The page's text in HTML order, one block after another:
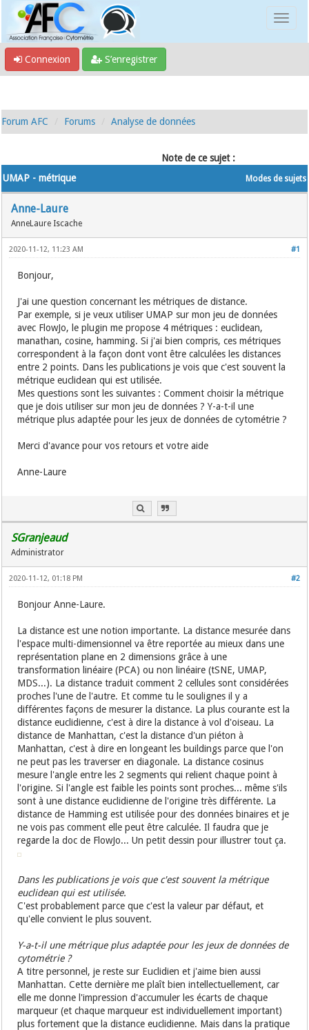
Connexion S’enregistrer
Forum AFC Forums Analyse de données
Note de ce sujet :
Modes de sujets
UMAP - métrique
Anne-Laure
AnneLaure Iscache
#1
2020-11-12, 11:23 AM
Bonjour,
J'ai une question concernant les métriques de distance.
Par exemple, si je veux utiliser UMAP sur mon jeu de données
avec FlowJo, le plugin me propose 4 métriques : euclidean,
manathan, cosine, hamming. Si j'ai bien compris, ces métriques
correspondent à la façon dont vont être calculées les distances
entre 2 points. Dans les publications je vois que c'est souvent la
métrique euclidean qui est utilisée.
Mes questions sont les suivantes : Comment choisir la métrique
que je dois utiliser sur mon jeu de données ? Y-a-t-il une
métrique plus adaptée pour les jeux de données de cytométrie ?
Merci d'avance pour vos retours et votre aide
Anne-Laure
SGranjeaud
Administrator
#2
2020-11-12, 01:18 PM
Bonjour Anne-Laure.
La distance est une notion importante. La distance mesurée dans
l'espace multi-dimensionnel va être reportée au mieux dans une
représentation plane en 2 dimensions grâce à une
transformation linéaire (PCA) ou non linéaire (tSNE, UMAP,
MDS...). La distance traduit comment 2 cellules sont considérées
proches l'une de l'autre. Et comme tu le soulignes il y a
différentes façons de mesurer la distance. La plus courante est la
distance euclidienne, c'est à dire la distance à vol d'oiseau. La
distance de Manhattan, c'est la distance d'un piéton à
Manhattan, c'est à dire en longeant les buildings parce que l'on
ne peut pas les traverser en diagonale. La distance cosinus
mesure l'angle entre les 2 segments qui relient chaque point à
l'origine. Si l'angle est faible les points sont proches... même s'ils
sont à une distance euclidienne de l'origine très différente. La
distance de Hamming est utilisée pour des données binaires et je
ne vois pas comment elle peut être calculée. Il faudra que je
regarde la doc de FlowJo... Un petit dessin pour illustrer tout ça.
Dans les publications je vois que c'est souvent la métrique
euclidean qui est utilisée.
C'est probablement parce que c'est la valeur par défaut, et
qu'elle convient le plus souvent.
Y-a-t-il une métrique plus adaptée pour les jeux de données de
cytométrie ?
A titre personnel, je reste sur Euclidien et j'aime bien aussi
Manhattan. Cette dernière me plaît bien intellectuellement, car
elle me donne l'impression d'accumuler les écarts de chaque
marqueur (et chaque marqueur est individuellement important)
plus fortement que la distance euclidienne. Mais dans la pratique